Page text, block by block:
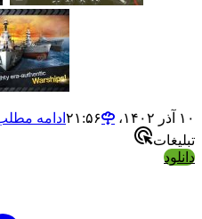
ادامه مطلب